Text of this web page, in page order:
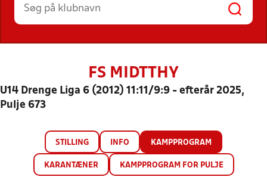
FS MIDTTHY
U14 Drenge Liga 6 (2012) 11:11/9:9 - efterår 2025,
Pulje 673
STILLING INFO KAMPPROGRAM
KARANTÆNER KAMPPROGRAM FOR PULJE